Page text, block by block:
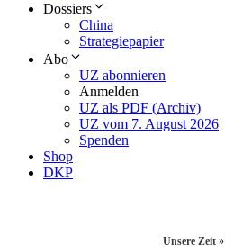
Dossiers
China
Strategiepapier
Abo
UZ abonnieren
Anmelden
UZ als PDF (Archiv)
UZ vom 7. August 2026
Spenden
Shop
DKP
Unsere Zeit »